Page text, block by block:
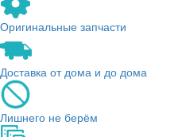
Оригинальные запчасти
Доставка от дома и до дома
Лишнего не берём